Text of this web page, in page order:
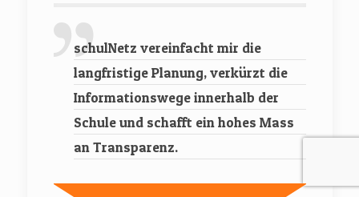
schulNetz vereinfacht mir die
langfristige Planung, verkürzt die
Informationswege innerhalb der
Schule und schafft ein hohes Mass
an Transparenz.